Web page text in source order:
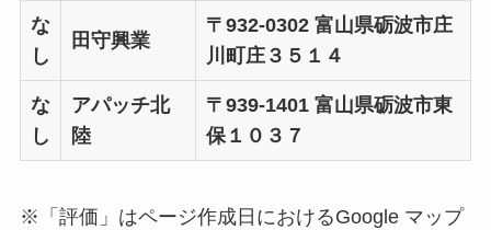
な
し
田守興業
〒932-0302 富山県砺波市庄
川町庄３５１４
な
し
アパッチ北
陸
〒939-1401 富山県砺波市東
保１０３７
※「評価」はページ作成日におけるGoogle マップ